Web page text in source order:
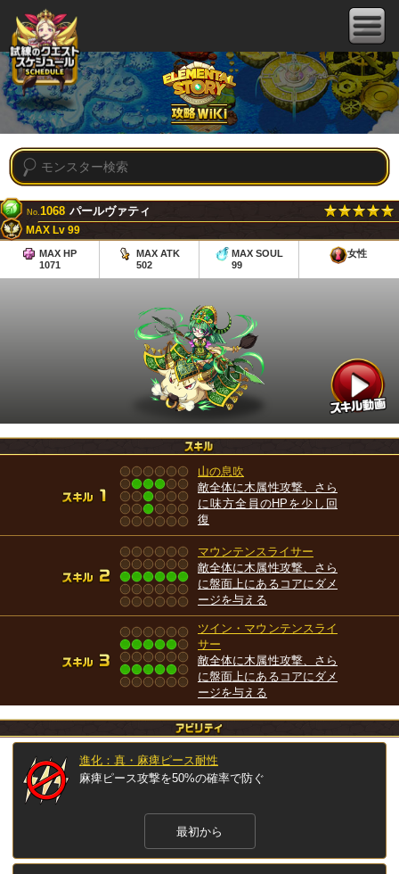
No.1068 パールヴァティ
MAX Lv 99
MAX HP
1071
MAX ATK
502
MAX SOUL
99
女性
山の息吹
敵全体に木属性攻撃、さら
に味方全員のHPを少し回
復
マウンテンスライサー
敵全体に木属性攻撃、さら
に盤面上にあるコアにダメ
ージを与える
ツイン・マウンテンスライ
サー
敵全体に木属性攻撃、さら
に盤面上にあるコアにダメ
ージを与える
進化：真・麻痺ピース耐性
麻痺ピース攻撃を50%の確率で防ぐ
最初から